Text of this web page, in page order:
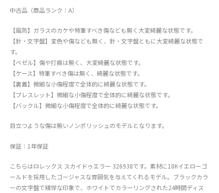
中古品（商品ランク：A）
【風防】ガラスのカケや特筆すべき傷なども無く大変綺麗な状態です。
【針・文字盤】変色や傷なども無く、針・文字盤ともに大変綺麗な状態で
す。
【ベゼル】傷や打痕は無く、大変綺麗な状態です。
【ケース】特筆すべき傷は無く、綺麗な状態です。
【裏蓋】微細な小傷程度で全体的に綺麗な状態です。
【ブレスレット】微細な小傷程度で全体的に綺麗な状態です。
【バックル】微細な小傷程度で全体的に綺麗な状態です。
目立つような傷は無いノンポリッシュのモデルとなります。
保証：1年保証
こちらはロレックス スカイドゥエラー 326938です。素材に18Kイエローゴ
ールドを採用したゴージャスな雰囲気を与えてくれるモデル。ブラックカラ
ーの文字盤で精悍な印象で、ホワイトでカラーリングされた24時間ディス